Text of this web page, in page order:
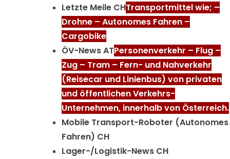
Letzte Meile CHTransportmittel wie; –
Drohne – Autonomes Fahren –
Cargobike
ÖV-News ATPersonenverkehr – Flug –
Zug – Tram – Fern- und Nahverkehr
(Reisecar und Linienbus) von privaten
und öffentlichen Verkehrs-
Unternehmen, innerhalb von Österreich.
Mobile Transport-Roboter (Autonomes
Fahren) CH
Lager-/Logistik-News CH